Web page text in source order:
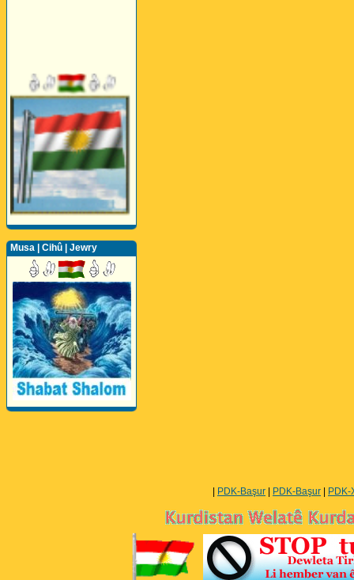
Musa | Cihû | Jewry
PDK-Başur PDK-Başur